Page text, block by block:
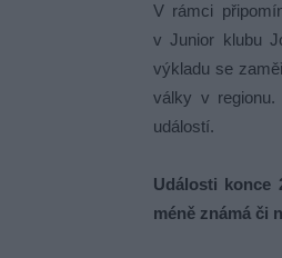
V rámci
v Junior klubu
výkladu se
války v
událostí.
Události konce
méně známá či